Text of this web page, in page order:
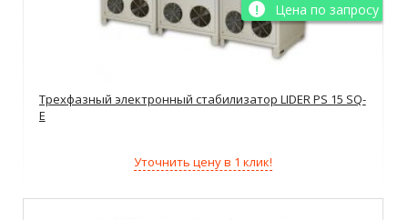
Цена по запросу
Трехфазный электронный стабилизатор LIDER PS 15 SQ-
E
Уточнить цену в 1 клик!